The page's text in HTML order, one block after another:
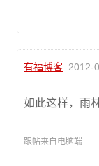
有福博客 2012-
如此这样，雨
跟帖来自电脑端